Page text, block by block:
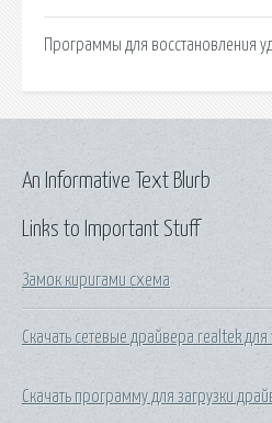
Программы для восстановления
Links to Important Stuff
Замок киригами схема
Скачать сетевые драйвера realtek
Скачать программу для загрузки
An Informative Text Blurb